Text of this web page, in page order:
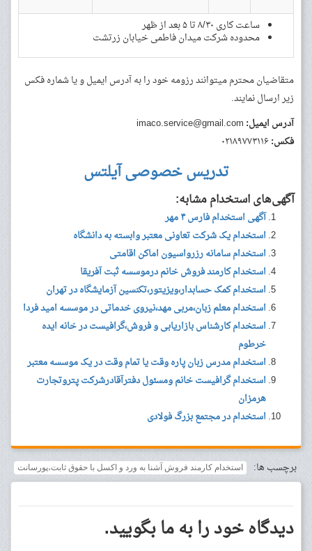
ساعت کاری ۸/۳۰ تا ۵ بعد از ظهر
محدوده شرکت میدان فاطمی خیابان زرتشت
متقاضیان محترم میتوانند رزومه خود را به آدرس ایمیل و یا شماره فکس
زیر ارسال نمایند.
آدرس ایمیل: imaco.service@gmail.com
فکس:۰۲۱۸۹۷۷۳۱۱۶
تدریس خصوصی آیلتس
آگهی‌های استخدام مشابه:
آگهی استخدام فارس ۴ مهر
استخدام یک شرکت تعاونی معتبر وابسته به دانشگاه
استخدام سامانه رزرواسیون اماکن اقامتی
استخدام کارمند فروش خانم درموسسه ثبت آفریقا
استخدام کمک حسابدار،ویزیتور،تکنسین آزمایشگاه در تهران
استخدام معلم زبان،مربی مهد،نیروی خدماتی در موسسه امید فردا
استخدام کارشناس بازاریابی و فروش،گرافیست در خانه ایده
خرطوم
استخدام مدرس زبان پاره وقت یا تمام وقت در یک موسسه معتبر
استخدام گرافیست خانم ومسئول دفترآقادرشرکت پتروتجارت
هرمزان
استخدام در مجتمع بزرگ فولادی
برچسب ها: استخدام کارمند فروش آشنا به ورد و اکسل با حقوق ثابت،پورسانت
دیدگاه خود را به ما بگویید.